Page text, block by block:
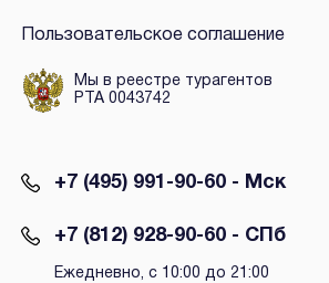
Пользовательское соглашение
Мы в реестре турагентов
РТА 0043742
+7 (495) 991-90-60 - Мск
+7 (812) 928-90-60 - СПб
Ежедневно, с 10:00 до 21:00